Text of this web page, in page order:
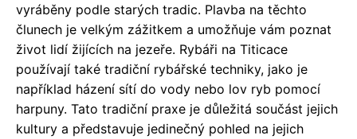
vyráběny podle starých tradic. Plavba na těchto
člunech je velkým zážitkem a umožňuje vám poznat
život lidí žijících na jezeře. Rybáři na Titicace
používají také tradiční rybářské techniky, jako je
například házení sítí do vody nebo lov ryb pomocí
harpuny. Tato tradiční praxe je důležitá součást jejich
kultury a představuje jedinečný pohled na jejich